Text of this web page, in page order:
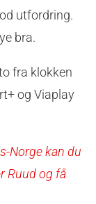
utfordring.
bra.
fra klokken
og Viaplay
Norge kan du
Ruud og få